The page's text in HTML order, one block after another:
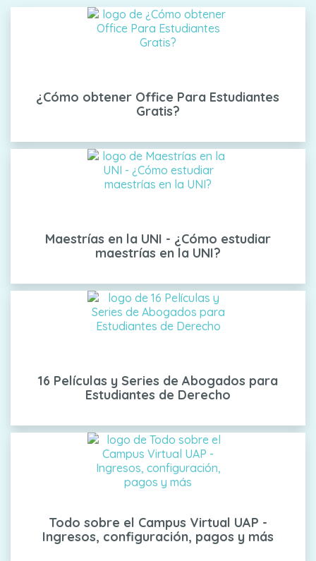
¿Cómo obtener Office Para Estudiantes
Gratis?
Maestrías en la UNI - ¿Cómo estudiar
maestrías en la UNI?
16 Películas y Series de Abogados para
Estudiantes de Derecho
Todo sobre el Campus Virtual UAP -
Ingresos, configuración, pagos y más